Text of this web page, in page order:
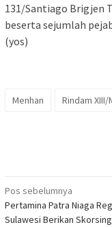
131/Santiago Brigjen
beserta sejumlah
(yos)
Menhan Rindam
Navigasi
pos
Pos sebelumnya
Pertamina Patra Niaga
Sulawesi Berikan